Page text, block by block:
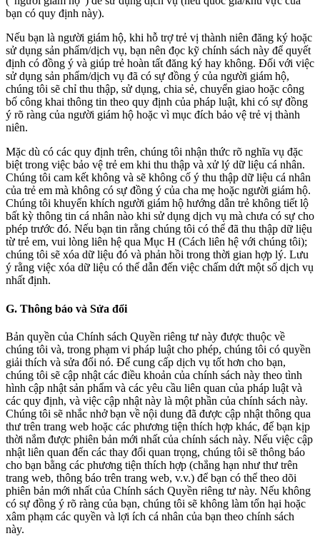
bạn có quy định này).
Nếu bạn là người giám hộ, khi hỗ trợ trẻ vị thành niên đăng ký hoặc
sử dụng sản phẩm/dịch vụ, bạn nên đọc kỹ chính sách này để quyết
định có đồng ý và giúp trẻ hoàn tất đăng ký hay không. Đối với việc
sử dụng sản phẩm/dịch vụ đã có sự đồng ý của người giám hộ,
chúng tôi sẽ chỉ thu thập, sử dụng, chia sẻ, chuyển giao hoặc công
bố công khai thông tin theo quy định của pháp luật, khi có sự đồng
ý rõ ràng của người giám hộ hoặc vì mục đích bảo vệ trẻ vị thành
niên.
Mặc dù có các quy định trên, chúng tôi nhận thức rõ nghĩa vụ đặc
biệt trong việc bảo vệ trẻ em khi thu thập và xử lý dữ liệu cá nhân.
Chúng tôi cam kết không và sẽ không cố ý thu thập dữ liệu cá nhân
của trẻ em mà không có sự đồng ý của cha mẹ hoặc người giám hộ.
Chúng tôi khuyến khích người giám hộ hướng dẫn trẻ không tiết lộ
bất kỳ thông tin cá nhân nào khi sử dụng dịch vụ mà chưa có sự cho
phép trước đó. Nếu bạn tin rằng chúng tôi có thể đã thu thập dữ liệu
từ trẻ em, vui lòng liên hệ qua Mục H (Cách liên hệ với chúng tôi);
chúng tôi sẽ xóa dữ liệu đó và phản hồi trong thời gian hợp lý. Lưu
ý rằng việc xóa dữ liệu có thể dẫn đến việc chấm dứt một số dịch vụ
nhất định.
G. Thông báo và Sửa đổi
Bản quyền của Chính sách Quyền riêng tư này được thuộc về
chúng tôi và, trong phạm vi pháp luật cho phép, chúng tôi có quyền
giải thích và sửa đổi nó. Để cung cấp dịch vụ tốt hơn cho bạn,
chúng tôi sẽ cập nhật các điều khoản của chính sách này theo tình
hình cập nhật sản phẩm và các yêu cầu liên quan của pháp luật và
các quy định, và việc cập nhật này là một phần của chính sách này.
Chúng tôi sẽ nhắc nhở bạn về nội dung đã được cập nhật thông qua
thư trên trang web hoặc các phương tiện thích hợp khác, để bạn kịp
thời nắm được phiên bản mới nhất của chính sách này. Nếu việc cập
nhật liên quan đến các thay đổi quan trọng, chúng tôi sẽ thông báo
cho bạn bằng các phương tiện thích hợp (chẳng hạn như thư trên
trang web, thông báo trên trang web, v.v.) để bạn có thể theo dõi
phiên bản mới nhất của Chính sách Quyền riêng tư này. Nếu không
có sự đồng ý rõ ràng của bạn, chúng tôi sẽ không làm tổn hại hoặc
xâm phạm các quyền và lợi ích cá nhân của bạn theo chính sách
này.